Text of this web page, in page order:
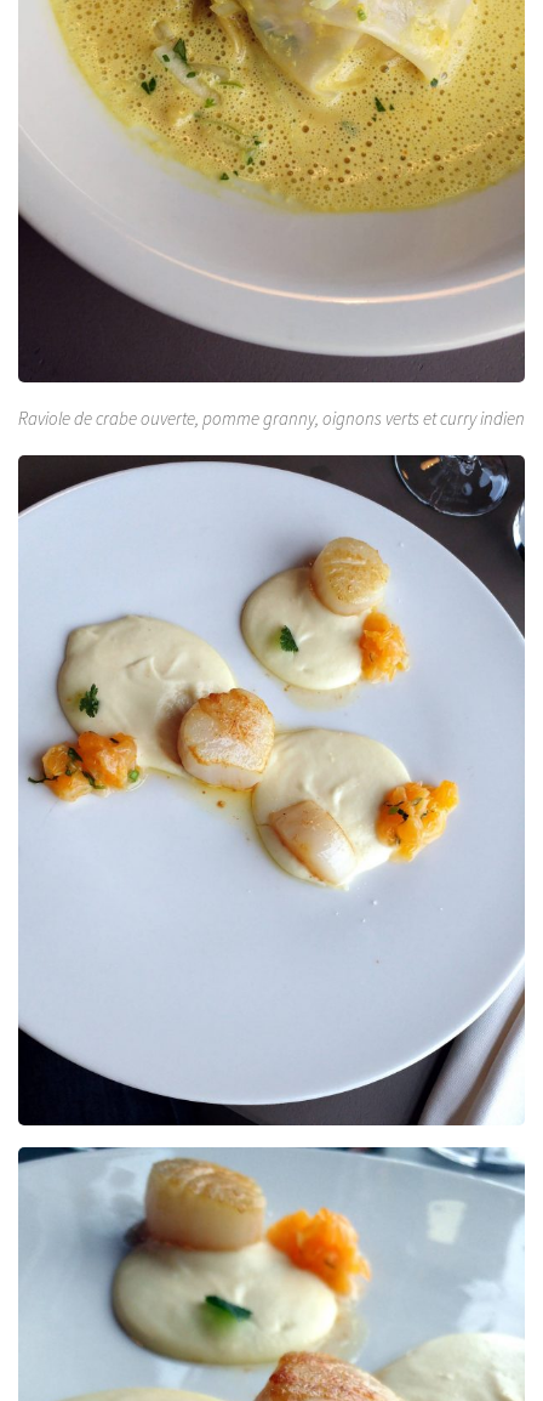
Raviole de crabe ouverte, pomme granny, oignons verts et curry indien